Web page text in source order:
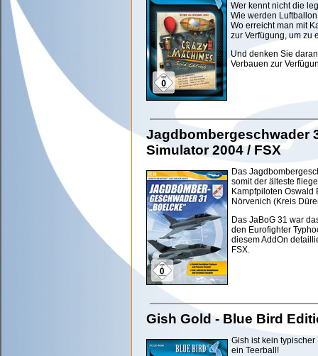
Wer kennt nicht die
Wie werden
Wo erreicht man mit
zur Verfügung, um zu
Und denken Sie
Verbauen zur
Jagdbombergeschwader
Simulator 2004 / FSX
Das
somit der älteste
Kampfpiloten Oswald
Nörvenich (Kreis
Das JaBoG 31 war
den Eurofighter
diesem AddOn
FSX.
Gish Gold - Blue Bird
Gish ist kein
ein Teerball!